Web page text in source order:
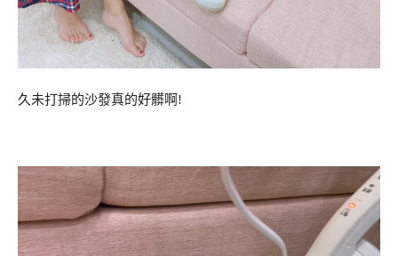
久未打掃的沙發真的好髒啊!